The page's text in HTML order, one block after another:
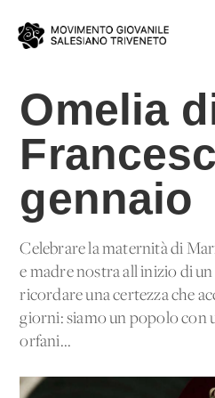
Omelia
gennaio
Celebrare la maternità di
e madre nostra all'inizio di
ricordare una certezza che
giorni: siamo un popolo con
orfani...